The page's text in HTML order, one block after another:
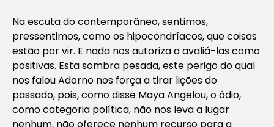
Na escuta do contemporâneo, sentimos,
pressentimos, como os hipocondríacos, que coisas
estão por vir. E nada nos autoriza a avaliá-las como
positivas. Esta sombra pesada, este perigo do qual
nos falou Adorno nos força a tirar lições do
passado, pois, como disse Maya Angelou, o ódio,
como categoria política, não nos leva a lugar
nenhum, não oferece nenhum recurso para a